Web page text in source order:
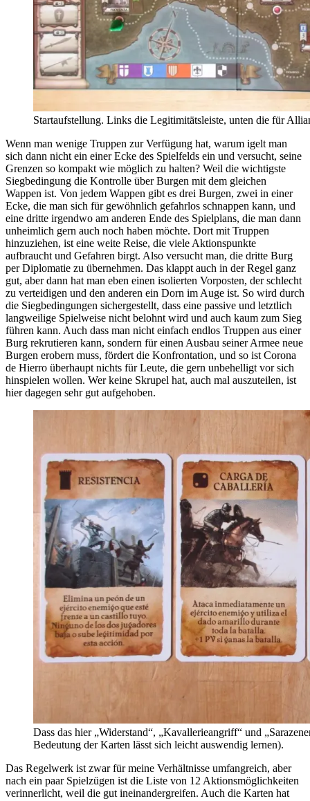
Startaufstellung. Links die Legitimitätsleiste, unten die für
Wenn man wenige Truppen zur Verfügung hat, warum igelt man
sich dann nicht ein einer Ecke des Spielfelds ein und versucht, seine
Grenzen so kompakt wie möglich zu halten? Weil die wichtigste
Siegbedingung die Kontrolle über Burgen mit dem gleichen
Wappen ist. Von jedem Wappen gibt es drei Burgen, zwei in einer
Ecke, die man sich für gewöhnlich gefahrlos schnappen kann, und
eine dritte irgendwo am anderen Ende des Spielplans, die man dann
unheimlich gern auch noch haben möchte. Dort mit Truppen
hinzuziehen, ist eine weite Reise, die viele Aktionspunkte
aufbraucht und Gefahren birgt. Also versucht man, die dritte Burg
per Diplomatie zu übernehmen. Das klappt auch in der Regel ganz
gut, aber dann hat man eben einen isolierten Vorposten, der schlecht
zu verteidigen und den anderen ein Dorn im Auge ist. So wird durch
die Siegbedingungen sichergestellt, dass eine passive und letztlich
langweilige Spielweise nicht belohnt wird und auch kaum zum Sieg
führen kann. Auch dass man nicht einfach endlos Truppen aus einer
Burg rekrutieren kann, sondern für einen Ausbau seiner Armee neue
Burgen erobern muss, fördert die Konfrontation, und so ist Corona
de Hierro überhaupt nichts für Leute, die gern unbehelligt vor sich
hinspielen wollen. Wer keine Skrupel hat, auch mal auszuteilen, ist
hier dagegen sehr gut aufgehoben.
Dass das hier „Widerstand“, „Kavallerieangriff“ und
Bedeutung der Karten lässt sich leicht auswendig lernen).
Das Regelwerk ist zwar für meine Verhältnisse umfangreich, aber
nach ein paar Spielzügen ist die Liste von 12 Aktionsmöglichkeiten
verinnerlicht, weil die gut ineinandergreifen. Auch die Karten hat